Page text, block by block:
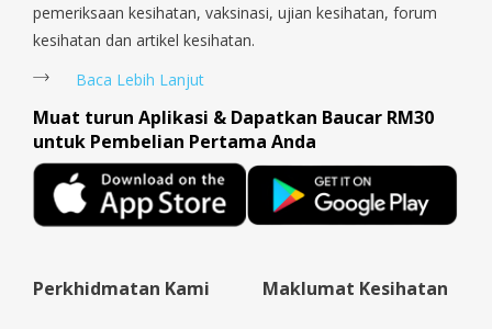
pemeriksaan kesihatan, vaksinasi, ujian kesihatan, forum
kesihatan dan artikel kesihatan.
Baca Lebih Lanjut
Muat turun Aplikasi & Dapatkan Baucar RM30
untuk Pembelian Pertama Anda
Perkhidmatan Kami Maklumat Kesihatan